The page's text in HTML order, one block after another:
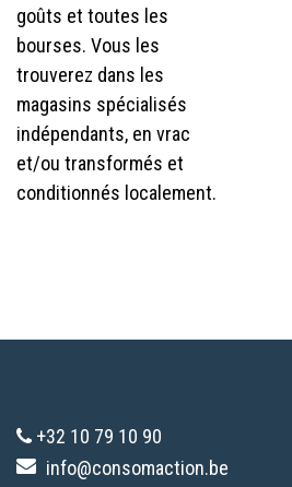
goûts et toutes les
bourses. Vous les
trouverez dans les
magasins spécialisés
indépendants, en vrac
et/ou transformés et
conditionnés localement.
+32 10 79 10 90
info@consomaction.be